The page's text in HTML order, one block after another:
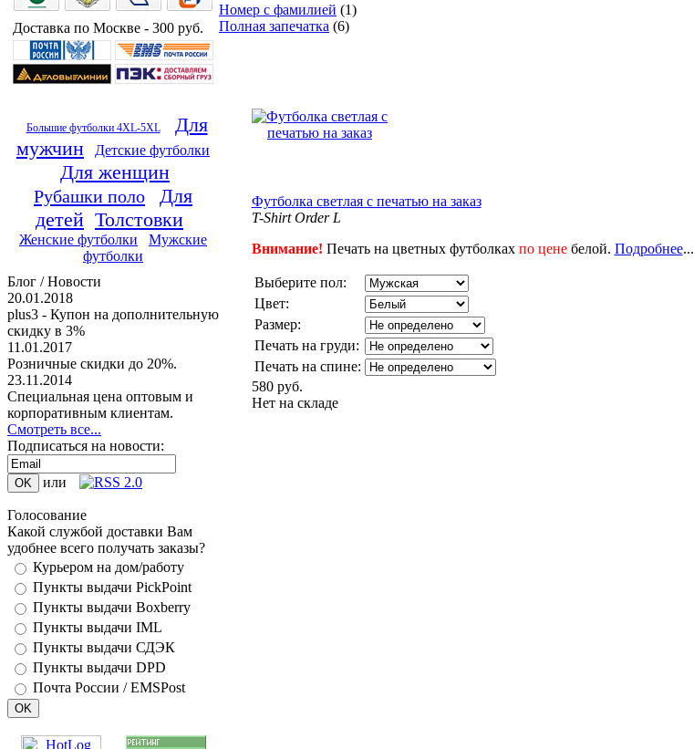
Доставка по Москве - 300 руб.
Большие футболки 4XL-5XL
Для
мужчин
Детские футболки
Для женщин
Рубашки поло
Для
детей Толстовки
Женские футболки
Мужские
футболки
Блог / Новости
20.01.2018
plus3 - Купон на дополнительную
скидку в 3%
11.01.2017
Розничные скидки до 20%.
23.11.2014
Специальная цена оптовым и
корпоративным клиентам.
Смотреть все...
Подписаться на новости:
или
Голосование
Какой службой доставки Вам
удобнее всего получать заказы?
Курьером на дом/работу
Пункты выдачи PickPoint
Пункты выдачи Boxberry
Пункты выдачи IML
Пункты выдачи СДЭК
Пункты выдачи DPD
Почта России / EMSPost
Номер с фамилией (1)
Полная запечатка (6)
Футболка светлая с печатью на заказ
T-Shirt Order L
Внимание! Печать на цветных футболках по ценебелой. Подробнее...
Выберите пол:
Цвет:
Размер:
Печать на груди:
Печать на спине:
580 руб.
Нет на складе